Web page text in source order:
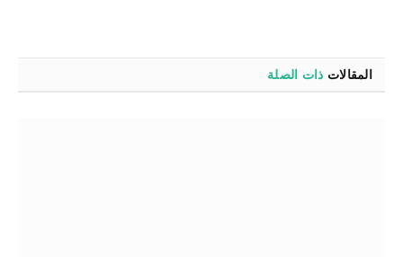
المقالات ذات الصلة